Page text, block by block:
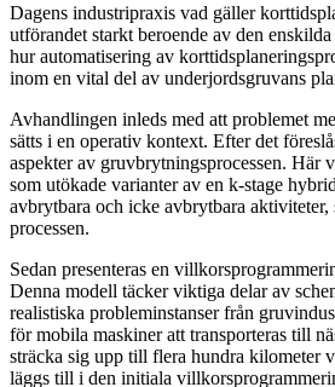
Dagens industripraxis vad gäller
utförandet starkt beroende av den
hur automatisering av
inom en vital del av underjordsgruvans
Avhandlingen inleds med att problemet
sätts i en operativ kontext. Efter det
aspekter av gruvbrytningsprocessen. Här
som utökade varianter av en k-stage
avbrytbara och icke avbrytbara
processen.
Sedan presenteras en
Denna modell täcker viktiga delar av
realistiska probleminstanser från
för mobila maskiner att transporteras till
sträcka sig upp till flera hundra kilometer
läggs till i den initiala